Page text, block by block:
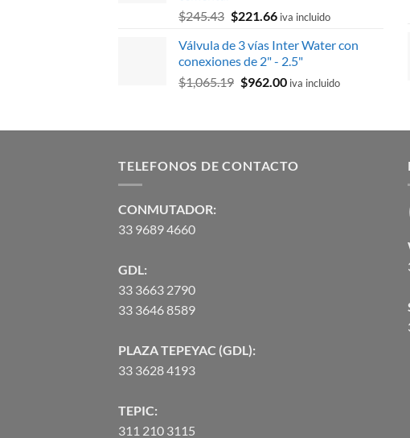
$245.43 El
original
era:
$245.43.
$221.66El
actual
es:
$221.66.
iva incluido
Válvula de 3 vías Inter Water con
conexiones de 2" - 2.5"
$1,065.19 El
era:
$962.00El
es:
iva incluido
TELEFONOS DE CONTACTO
CONMUTADOR:
33 9689 4660
GDL:
33 3663 2790
33 3646 8589
PLAZA TEPEYAC (GDL):
33 3628 4193
TEPIC:
311 210 3115